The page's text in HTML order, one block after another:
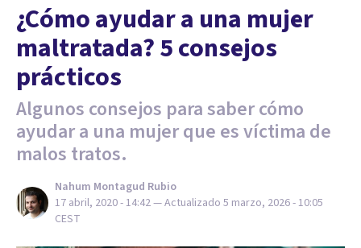
¿Cómo ayudar a una mujer
maltratada? 5 consejos
prácticos
Algunos consejos para saber cómo
ayudar a una mujer que es víctima de
malos tratos.
Nahum Montagud Rubio
17 abril, 2020 - 14:42— Actualizado 5 marzo, 2026 - 10:05
CEST